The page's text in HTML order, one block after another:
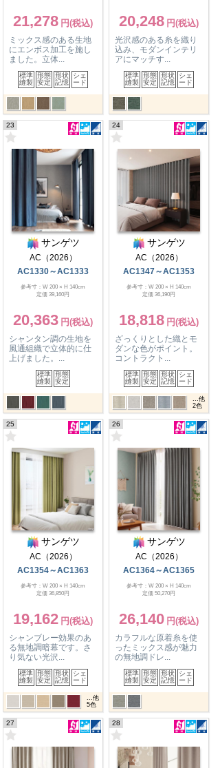
21,278
ミックス感のある生地
にエンボス加工を施し
ました。立体...
標準
縫製
形態
安定
形状
記憶
シェ
ード
20,248
光沢感のある糸を織り
込み、モダンインテリ
アにマッチす...
標準
縫製
形態
安定
形状
記憶
シェ
ード
23
サンゲツ
AC（2026）
AC1330～AC1333
参考寸：W 200 × H 140cm
定価 39,160円
20,363
シャンタン調の生地を
風通組織で立体的に仕
上げました。...
標準
縫製
形態
安定
24
サンゲツ
AC（2026）
AC1347～AC1353
参考寸：W 200 × H 140cm
定価 36,190円
18,818
ざっくりとした織とモ
ダンな色がポイント。
コントラクト...
標準
縫製
形態
安定
形状
記憶
シェ
ード
...他
2色
25
サンゲツ
AC（2026）
AC1354～AC1363
参考寸：W 200 × H 140cm
定価 36,850円
19,162
シャンブレー効果のあ
る無地調暗幕です。さ
り気ない光沢...
標準
縫製
形態
安定
形状
記憶
シェ
ード
...他
5色
26
サンゲツ
AC（2026）
AC1364～AC1365
参考寸：W 200 × H 140cm
定価 50,270円
26,140
カラフルな原着糸を使
ったミックス感が魅力
の無地調ドレ...
標準
縫製
形態
安定
形状
記憶
シェ
ード
27 28